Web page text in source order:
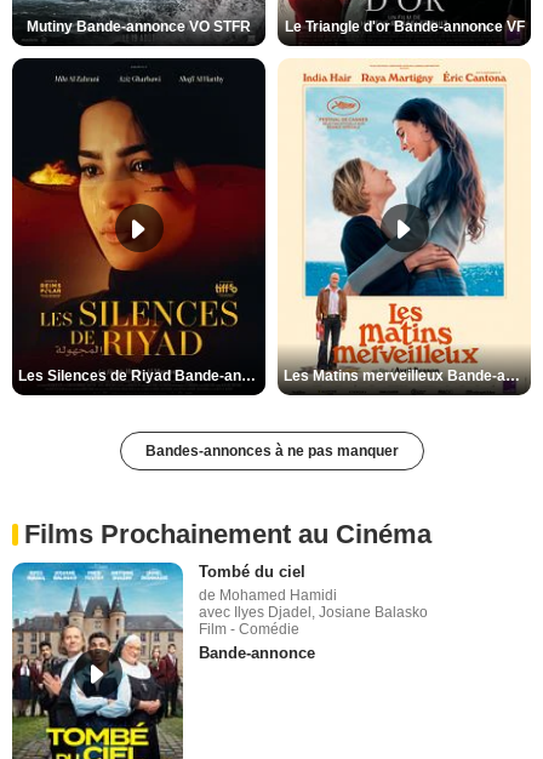
Mutiny Bande-annonce VO STFR Le Triangle d'or Bande-annonce VF
Les Silences de Riyad Bande-annonce VO STFR Les Matins merveilleux Bande-annonce VF
Bandes-annonces à ne pas manquer
Films Prochainement au Cinéma
Tombé du ciel
de Mohamed Hamidi
avec Ilyes Djadel, Josiane Balasko
Film - Comédie
Bande-annonce